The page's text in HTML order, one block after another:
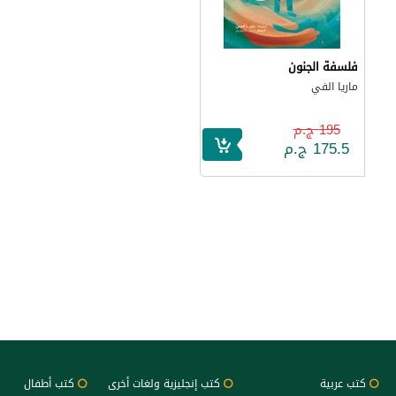
فلسفة الجنون
ماريا الفي
195 ج.م
175.5 ج.م
كتب عربية كتب إنجليزية ولغات أخرى كتب أطفال